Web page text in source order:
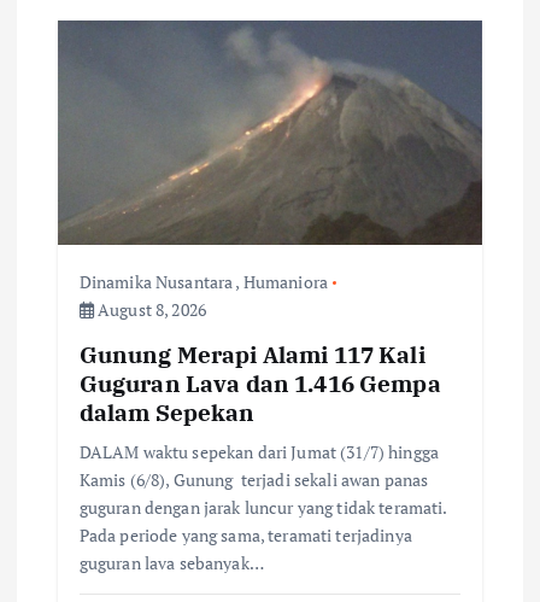
Dinamika Nusantara, Humaniora
August 8, 2026
Gunung Merapi Alami 117 Kali
Guguran Lava dan 1.416 Gempa
dalam Sepekan
DALAM waktu sepekan dari Jumat (31/7) hingga
Kamis (6/8), Gunung terjadi sekali awan panas
guguran dengan jarak luncur yang tidak teramati.
Pada periode yang sama, teramati terjadinya
guguran lava sebanyak…